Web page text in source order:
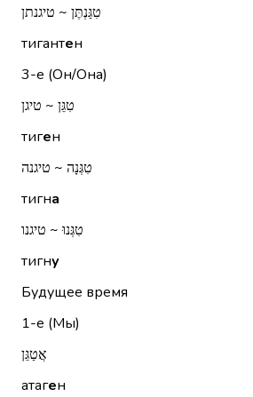
טִגַּנְתֶּן ~ טיגנתן
тигантен
3-е (Он/Она)
טִגֵּן ~ טיגן
тиген
טִגְּנָה ~ טיגנה
тигна
טִגְּנוּ ~ טיגנו
тигну
Будущее время
1-е (Мы)
אֲטַגֵּן
атаген